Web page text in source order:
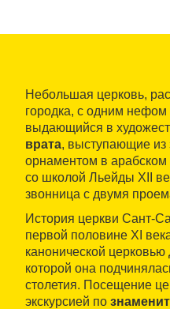
Небольшая церковь,
городка, с одним
выдающийся в
врата, выступающие
орнаментом в
со школой Льейды XII
звонница с двумя
История церкви Сант-
первой половине XI
канонической
которой она
столетия. Посещение
экскурсией по